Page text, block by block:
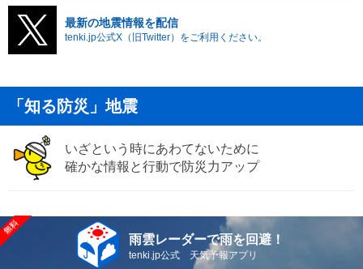
最新の地震情報を配信
tenki.jp公式X（旧Twitter）をご利用ください。
「知る防災」地震
いざという時にあわてないために
確かな情報と行動で防災力アップ
雨雲レーダーで雨を回避！
tenki.jp公式 天気予報アプリ